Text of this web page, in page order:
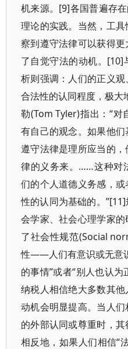
机来源。[9]各国普遍存
理论的实践。当然，工
察到遵守法律可以获得
了自觉守法的动机。[10]
析则强调：人们的正义
合法性的认同程度，极大
勒(Tom Tyler)指出：“
有自己的观念。如果他
遵守法律是理所应当的
律的义务来。……这种对
们的个人道德义务感，
性的认同为基础的。
会学家、社会心理学家
了社会性规范(Social
性——人们有意识或无意
的事情”或者“别人也认
纳税人相信绝大多数其
动机会明显提高。当人
的外部认同或尊重时，其
相反地，如果人们相信“